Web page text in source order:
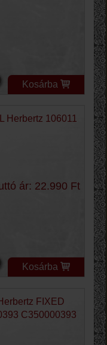
Kosárba
Herbertz 106011
ár: 22.990 Ft
Kosárba
FIXED
C350000393